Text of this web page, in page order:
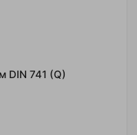
DIN 741 (Q)